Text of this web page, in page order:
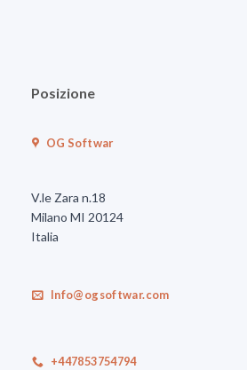
Posizione
OG Softwar
V.le Zara n.18
Milano MI 20124
Italia
Info@ogsoftwar.com
+447853754794